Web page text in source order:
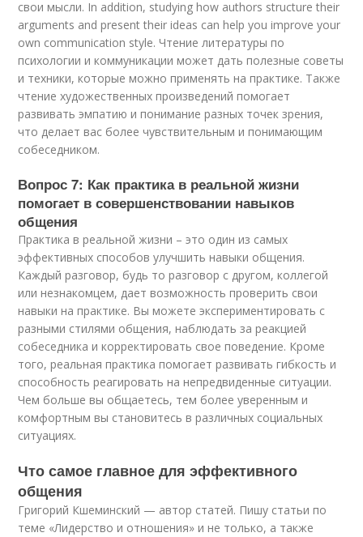
свои мысли. In addition, studying how authors structure their
arguments and present their ideas can help you improve your
own communication style. Чтение литературы по
психологии и коммуникации может дать полезные советы
и техники, которые можно применять на практике. Также
чтение художественных произведений помогает
развивать эмпатию и понимание разных точек зрения,
что делает вас более чувствительным и понимающим
собеседником.
Вопрос 7: Как практика в реальной жизни
помогает в совершенствовании навыков
общения
Практика в реальной жизни – это один из самых
эффективных способов улучшить навыки общения.
Каждый разговор, будь то разговор с другом, коллегой
или незнакомцем, дает возможность проверить свои
навыки на практике. Вы можете экспериментировать с
разными стилями общения, наблюдать за реакцией
собеседника и корректировать свое поведение. Кроме
того, реальная практика помогает развивать гибкость и
способность реагировать на непредвиденные ситуации.
Чем больше вы общаетесь, тем более уверенным и
комфортным вы становитесь в различных социальных
ситуациях.
Что самое главное для эффективного
общения
Григорий Кшеминский — автор статей. Пишу статьи по
теме «Лидерство и отношения» и не только, а также